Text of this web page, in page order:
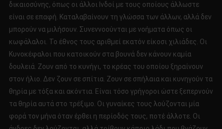
δικαιοσύνης, όπως οι άλλοι Ινδοί με τους οποίους άλλωστε
είναι σε επαφή. Καταλαβαίνουν τη γλώσσα των άλλων, αλλά δεν
μπορούν να μιλήσουν. Συνεννοούνται με νοήματα όπως οι
κωφάλαλοι. Το έθνος τους αριθμεί εκατόν είκοσι χιλιάδες. Οι
Κυνοκέφαλοι που κατοικούν στα βουνά δεν κάνουν καμία
δουλειά. Ζουν από το κυνήγι, το κρέας του οποίου ξηραίνουν
στον ήλιο. Δεν ζουν σε σπίτια. Ζουν σε σπήλαια και κυνηγούν τα
θηρία με τόξα και ακόντια. Είναι τόσο γρήγοροι ώστε ξεπερνούν
τα θηρία αυτά στο τρέξιμο. Οι γυναίκες τους λούζονται μία
φορά τον μήνα όταν έρθει η περίοδός τους, ποτέ άλλοτε. Οι